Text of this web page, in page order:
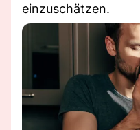
einzuschätzen.